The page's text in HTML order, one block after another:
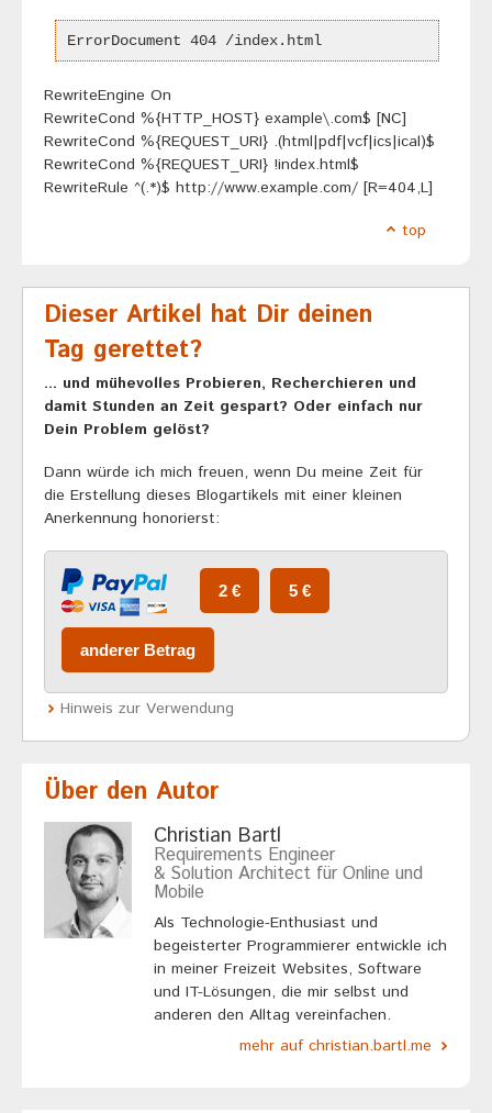
ErrorDocument 404 /index.html
RewriteEngine On
RewriteCond %{HTTP_HOST} example\.com$ [NC]
RewriteCond %{REQUEST_URI} .(html|pdf|vcf|ics|ical)$
RewriteCond %{REQUEST_URI} !index.html$
RewriteRule ^(.*)$ http://www.example.com/ [R=404,L]
top
Dieser Artikel hat Dir deinen
Tag gerettet?
... und mühevolles Probieren, Recherchieren und
damit Stunden an Zeit gespart? Oder einfach nur
Dein Problem gelöst?
Dann würde ich mich freuen, wenn Du meine Zeit für
die Erstellung dieses Blogartikels mit einer kleinen
Anerkennung honorierst:
Hinweis zur Verwendung
Über den Autor
Christian Bartl
Requirements Engineer
& Solution Architect für Online und
Mobile
Als Technologie-Enthusiast und
begeisterter Programmierer entwickle ich
in meiner Freizeit Websites, Software
und IT-Lösungen, die mir selbst und
anderen den Alltag vereinfachen.
mehr auf christian.bartl.me